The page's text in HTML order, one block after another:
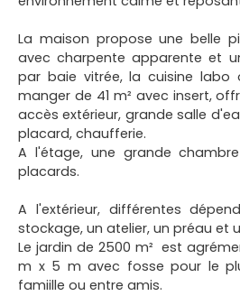
La maison propose une belle
avec charpente apparente et
par baie vitrée, la cuisine labo
manger de 41 m² avec insert,
accès extérieur, grande salle
placard, chaufferie.
A l'étage, une grande
placards.
A l'extérieur, différentes
stockage, un atelier, un préau et
Le jardin de 2500 m² est
m x 5 m avec fosse pour le
famiille ou entre amis.